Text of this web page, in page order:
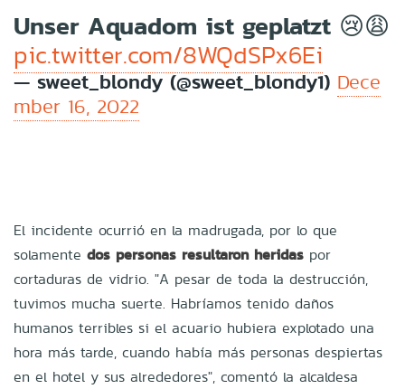
Unser Aquadom ist geplatzt 😢😩
pic.twitter.com/8WQdSPx6Ei
— sweet_blondy (@sweet_blondy1) Dece
mber 16, 2022
El incidente ocurrió en la madrugada, por lo que
solamente dos personas resultaron heridas por
cortaduras de vidrio. "A pesar de toda la destrucción,
tuvimos mucha suerte. Habríamos tenido daños
humanos terribles si el acuario hubiera explotado una
hora más tarde, cuando había más personas despiertas
en el hotel y sus alrededores", comentó la alcaldesa